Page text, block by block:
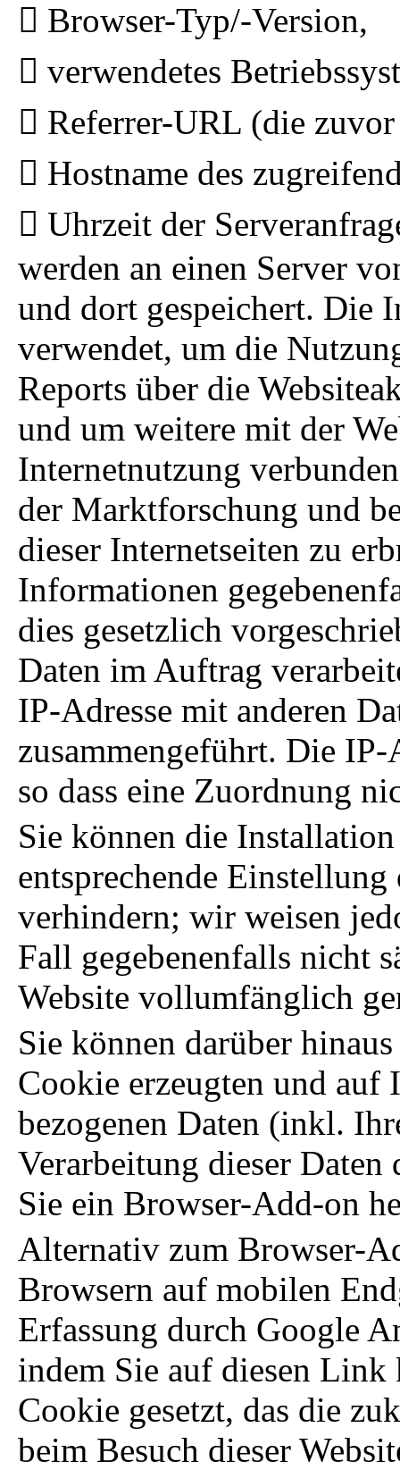
Browser-Typ/-Version,
verwendetes
Referrer-URL (die zuvor
Hostname des
Uhrzeit der
werden an einen Server
und dort gespeichert. Die
verwendet, um die
Reports über die
und um weitere mit der
Internetnutzung
der Marktforschung und
dieser Internetseiten zu
Informationen
dies gesetzlich
Daten im Auftrag
IP-Adresse mit anderen
zusammengeführt. Die
so dass eine Zuordnung
Sie können die
entsprechende
verhindern; wir weisen
Fall gegebenenfalls nicht
Website vollumfänglich
Sie können darüber
Cookie erzeugten und auf
bezogenen Daten (inkl.
Verarbeitung dieser
Sie ein Browser-Add-on
Alternativ zum Browser-
Browsern auf mobilen
Erfassung durch Google
indem Sie auf diesen
Cookie gesetzt, das die
beim Besuch dieser